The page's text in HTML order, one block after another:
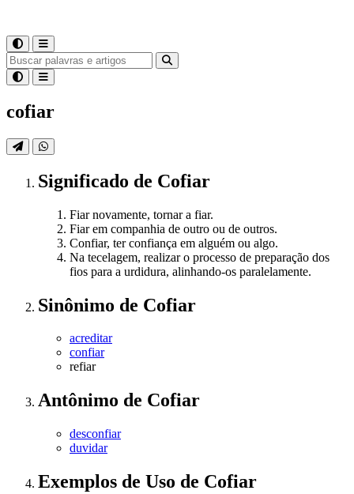
cofiar
Significado de Cofiar
Fiar novamente, tornar a fiar.
Fiar em companhia de outro ou de outros.
Confiar, ter confiança em alguém ou algo.
Na tecelagem, realizar o processo de preparação dos
fios para a urdidura, alinhando-os paralelamente.
Sinônimo de Cofiar
acreditar
confiar
refiar
Antônimo de Cofiar
desconfiar
duvidar
Exemplos de Uso de Cofiar